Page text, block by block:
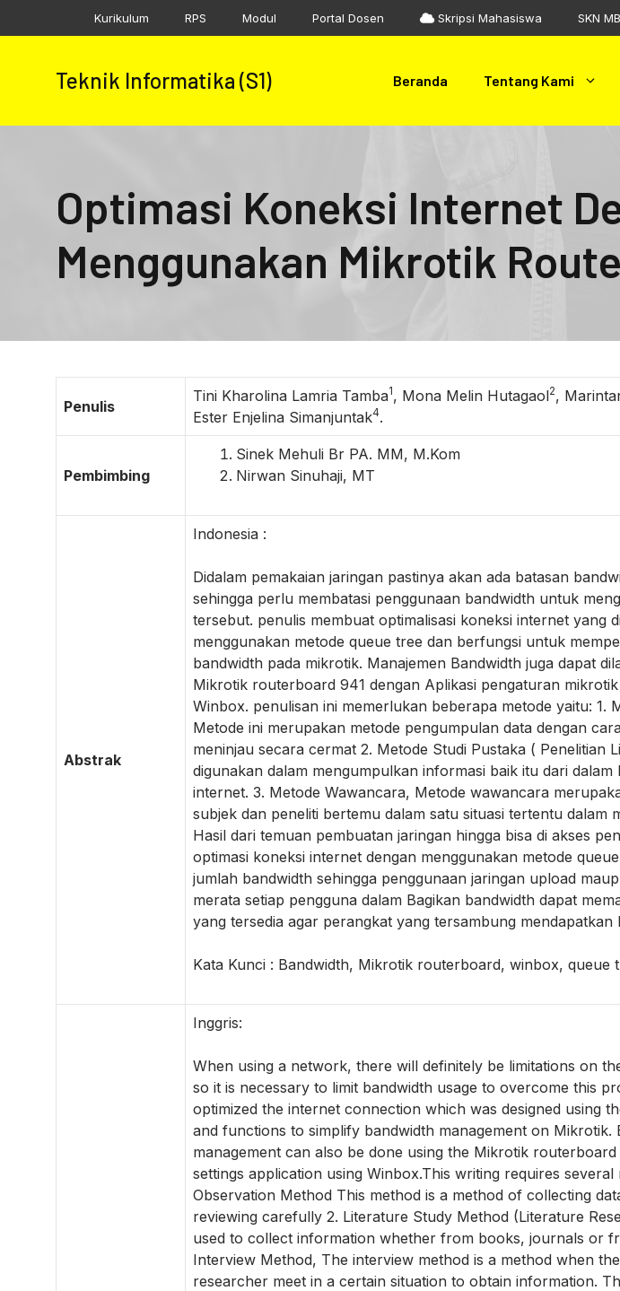
to
Kurikulum RPS Modul Portal Dosen Skripsi Mahasiswa SKN
Teknik Informatika (S1) Beranda Tentang Kami
Optimasi Koneksi Internet
Menggunakan Mikrotik
Penulis
Tini Kharolina Lamria Tamba1, Mona Melin Hutagaol2,
Ester Enjelina Simanjuntak4.
Pembimbing
Sinek Mehuli Br PA. MM, M.Kom
Nirwan Sinuhaji, MT
Abstrak
Indonesia :
Didalam pemakaian jaringan pastinya akan ada batasan
sehingga perlu membatasi penggunaan bandwidth untuk
tersebut. penulis membuat optimalisasi koneksi internet yang
menggunakan metode queue tree dan berfungsi untuk
bandwidth pada mikrotik. Manajemen Bandwidth juga dapat
Mikrotik routerboard 941 dengan Aplikasi pengaturan
Winbox. penulisan ini memerlukan beberapa metode yaitu: 1.
Metode ini merupakan metode pengumpulan data dengan
meninjau secara cermat 2. Metode Studi Pustaka ( Penelitian
digunakan dalam mengumpulkan informasi baik itu dari
internet. 3. Metode Wawancara, Metode wawancara
subjek dan peneliti bertemu dalam satu situasi tertentu dalam
Hasil dari temuan pembuatan jaringan hingga bisa di akses
optimasi koneksi internet dengan menggunakan metode
jumlah bandwidth sehingga penggunaan jaringan upload
merata setiap pengguna dalam Bagikan bandwidth dapat
yang tersedia agar perangkat yang tersambung mendapatkan
Kata Kunci : Bandwidth, Mikrotik routerboard, winbox, queue
Inggris:
When using a network, there will definitely be limitations on
so it is necessary to limit bandwidth usage to overcome this
optimized the internet connection which was designed using
and functions to simplify bandwidth management on Mikrotik.
management can also be done using the Mikrotik
settings application using Winbox.This writing requires several
Observation Method This method is a method of collecting
reviewing carefully 2. Literature Study Method (Literature
used to collect information whether from books, journals or
Interview Method, The interview method is a method when
researcher meet in a certain situation to obtain information.